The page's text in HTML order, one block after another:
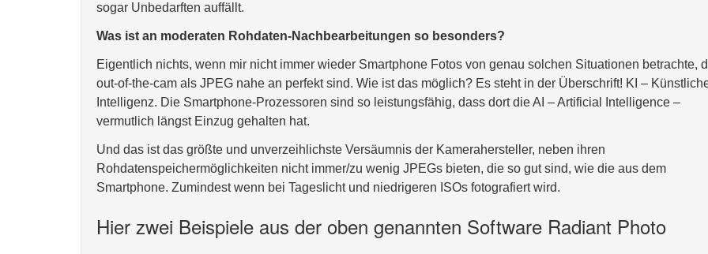
sogar Unbedarften auffällt.
Was ist an moderaten Rohdaten-Nachbearbeitungen so besonders?
Eigentlich nichts, wenn mir nicht immer wieder Smartphone Fotos von genau solchen Situationen betrachte,
out-of-the-cam als JPEG nahe an perfekt sind. Wie ist das möglich? Es steht in der Überschrift! KI –
Intelligenz. Die Smartphone-Prozessoren sind so leistungsfähig, dass dort die AI – Artificial Intelligence –
vermutlich längst Einzug gehalten hat.
Und das ist das größte und unverzeihlichste Versäumnis der Kamerahersteller, neben ihren
Rohdatenspeichermöglichkeiten nicht immer/zu wenig JPEGs bieten, die so gut sind, wie die aus dem
Smartphone. Zumindest wenn bei Tageslicht und niedrigeren ISOs fotografiert wird.
Hier zwei Beispiele aus der oben genannten Software Radiant Photo